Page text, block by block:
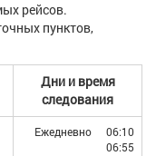
рейсов.
пунктов,
Дни и время
следования
Ежедневно
06:10
06:55